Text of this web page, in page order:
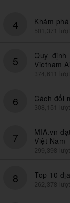
4 Khám
501,371 lượt
5
Quy
Vietnam
374,611 lượt
6 Cách đổi
308,151 lượt
7
MIA.vn
Việt Nam
299,398 lượt
8 Top 10
262,378 lượt